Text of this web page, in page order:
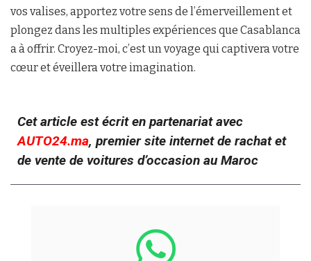
vos valises, apportez votre sens de l’émerveillement et
plongez dans les multiples expériences que Casablanca
a à offrir. Croyez-moi, c’est un voyage qui captivera votre
cœur et éveillera votre imagination.
Cet article est écrit en partenariat avec
AUTO24.ma, premier site internet de rachat et
de vente de voitures d’occasion au Maroc